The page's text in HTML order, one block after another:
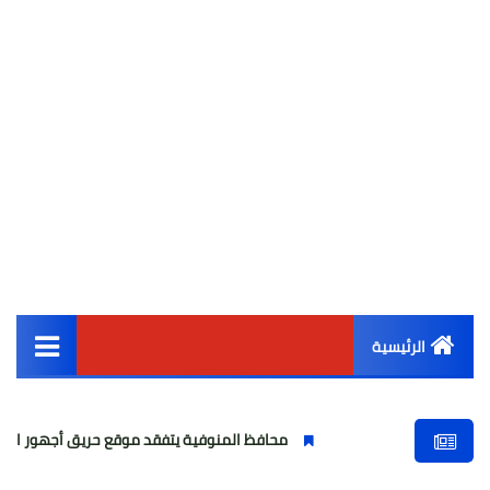
الرئيسية
أخبار مصر
محافظ المنوفية يتفقد موقع حريق أجهور الرمل بقويسنا